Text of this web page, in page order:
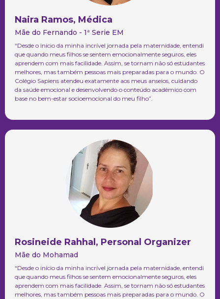
Naira Ramos, Médica
Mãe do Fernando - 1ª Serie EM
“Desde o início da minha incrível jornada pela maternidade, entendi
que quando meus filhos se sentem emocionalmente seguros, eles
aprendem com mais facilidade. Assim, se tornam não só estudantes
melhores, mas também pessoas mais preparadas para o mundo. O
Colégio Sapiens atendeu exatamente aos meus anseios, cuidando
da saúde emocional e desenvolvendo o conteúdo acadêmico com
base no bem-estar socioemocional do meu filho”.
Rosineide Rahhal, Personal Organizer
Mãe do Mohamad
“Desde o início da minha incrível jornada pela maternidade, entendi
que quando meus filhos se sentem emocionalmente seguros, eles
aprendem com mais facilidade. Assim, se tornam não só estudantes
melhores, mas também pessoas mais preparadas para o mundo. O